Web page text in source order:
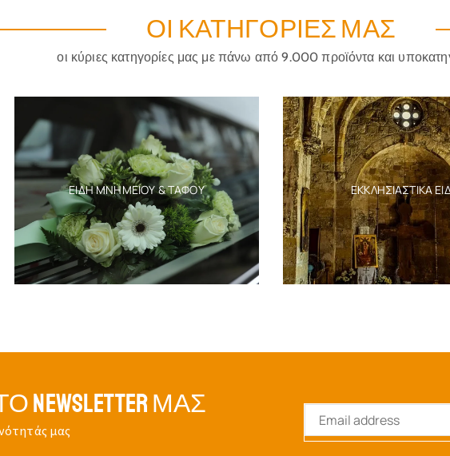
ΟΙ ΚΑΤΗΓΟΡΊΕΣ ΜΑΣ
οι κύριες κατηγορίες μας με πάνω από 9.000 προϊόντα και
ΕΊΔΗ ΜΝΗΜΕΊΟΥ & ΤΆΦΟΥ ΕΚΚΛΗΣΙΑΣΤΙΚΆ
ΜΑΣ
μας